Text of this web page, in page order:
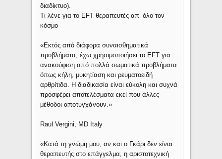
διαδίκτυο).
Τι λένε για το EFT θεραπευτές απ’ όλο τον
κόσμο
«Εκτός από διάφορα συναισθηματικά
προβλήματα, έχω χρησιμοποιήσει το EFT για
ανακούφιση από πολλά σωματικά προβλήματα
όπως κήλη, μυκητίαση και ρευματοειδή
αρθρίτιδα. Η διαδικασία είναι εύκολη και συχνά
προσφέρει αποτελέσματα εκεί που άλλες
μέθοδοι αποτυγχάνουν.»
Raul Vergini, MD Italy
«Κατά τη γνώμη μου, αν και ο Γκάρι δεν είναι
θεραπευτής στο επάγγελμα, η αριστοτεχνική